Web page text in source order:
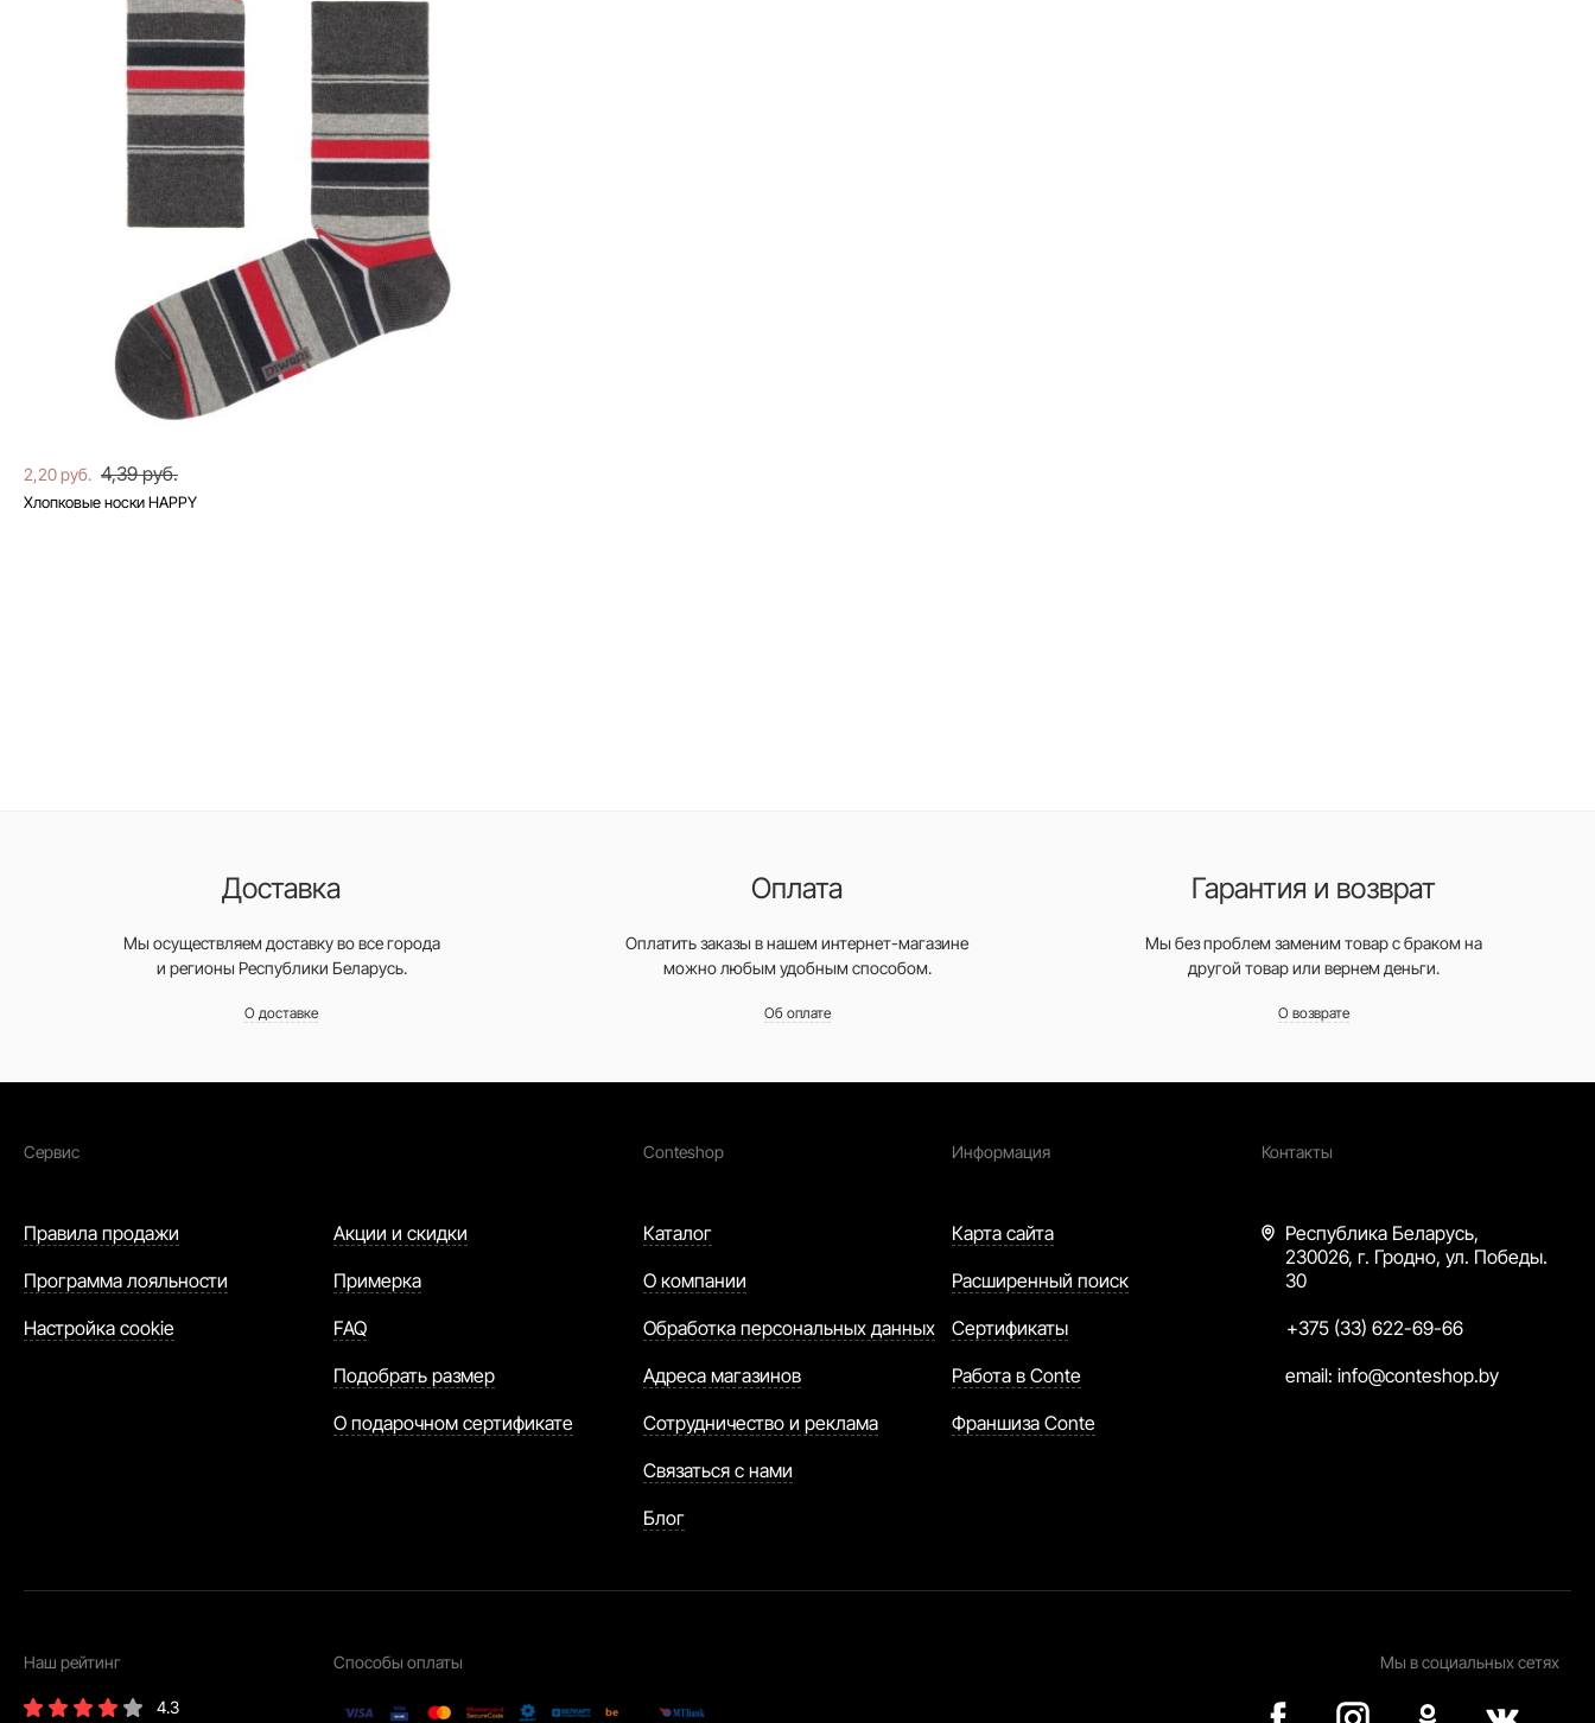
2,20 руб. 4,39 руб.
Хлопковые носки HAPPY
Доставка
Мы осуществляем доставку во все города
и регионы Республики Беларусь.
О доставке
Оплата
Оплатить заказы в нашем интернет-магазине
можно любым удобным способом.
Об оплате
Гарантия и возврат
Мы без проблем заменим товар с браком на
другой товар или вернем деньги.
О возврате
Сервис
Правила продажи
Программа лояльности
Настройка cookie
Акции и скидки
Примерка
FAQ
Подобрать размер
О подарочном сертификате
Conteshop
Каталог
О компании
Обработка персональных данных
Адреса магазинов
Сотрудничество и реклама
Связаться с нами
Блог
Информация
Карта сайта
Расширенный поиск
Сертификаты
Работа в Conte
Франшиза Conte
Контакты
Республика Беларусь,
230026, г. Гродно, ул. Победы.
30
+375 (33) 622-69-66
email:info@conteshop.by
Наш рейтинг
4.3
Способы оплаты Мы в социальных сетях